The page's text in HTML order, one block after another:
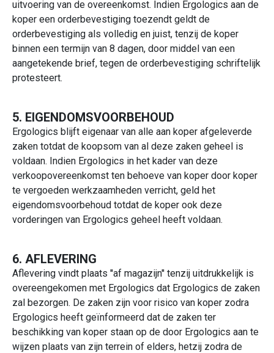
uitvoering van de overeenkomst. Indien Ergologics aan de
koper een orderbevestiging toezendt geldt de
orderbevestiging als volledig en juist, tenzij de koper
binnen een termijn van 8 dagen, door middel van een
aangetekende brief, tegen de orderbevestiging schriftelijk
protesteert.
5. EIGENDOMSVOORBEHOUD
Ergologics blijft eigenaar van alle aan koper afgeleverde
zaken totdat de koopsom van al deze zaken geheel is
voldaan. Indien Ergologics in het kader van deze
verkoopovereenkomst ten behoeve van koper door koper
te vergoeden werkzaamheden verricht, geld het
eigendomsvoorbehoud totdat de koper ook deze
vorderingen van Ergologics geheel heeft voldaan.
6. AFLEVERING
Aflevering vindt plaats ''af magazijn'' tenzij uitdrukkelijk is
overeengekomen met Ergologics dat Ergologics de zaken
zal bezorgen. De zaken zijn voor risico van koper zodra
Ergologics heeft geïnformeerd dat de zaken ter
beschikking van koper staan op de door Ergologics aan te
wijzen plaats van zijn terrein of elders, hetzij zodra de